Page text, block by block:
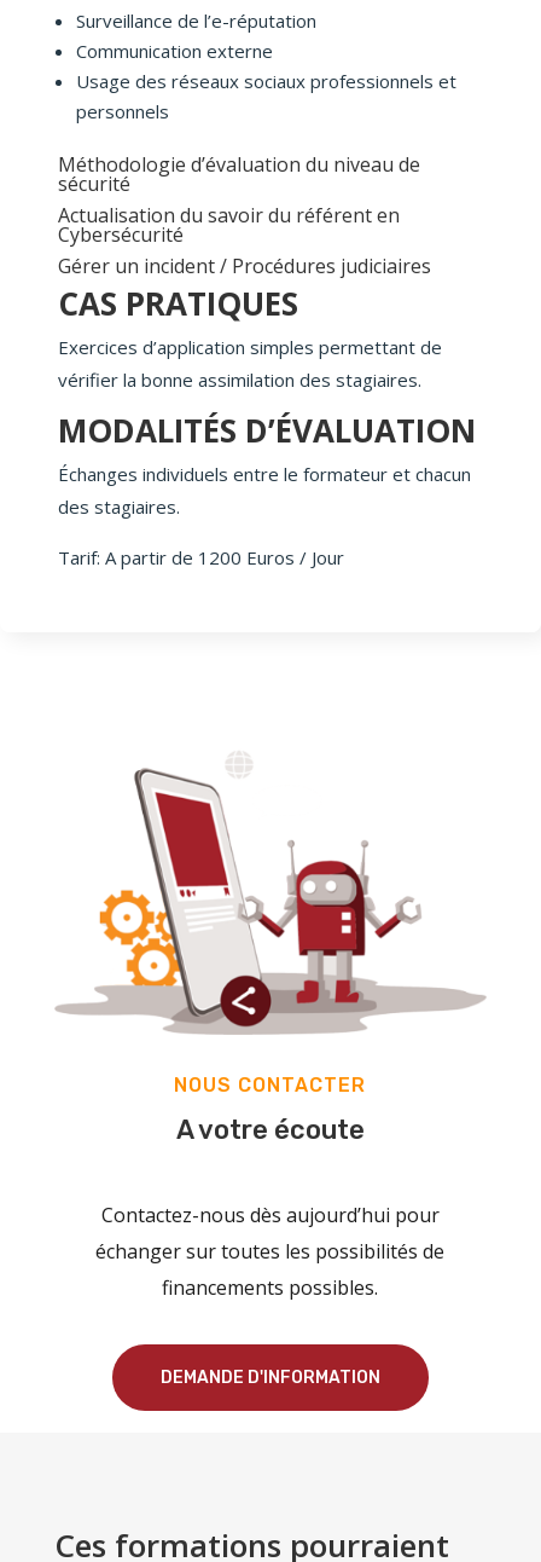
Surveillance de l’e-réputation
Communication externe
Usage des réseaux sociaux professionnels et
personnels
Méthodologie d’évaluation du niveau de
sécurité
Actualisation du savoir du référent en
Cybersécurité
Gérer un incident / Procédures judiciaires
CAS PRATIQUES
Exercices d’application simples permettant de
vérifier la bonne assimilation des stagiaires.
MODALITÉS D’ÉVALUATION
Échanges individuels entre le formateur et chacun
des stagiaires.
Tarif: A partir de 1200 Euros / Jour
NOUS CONTACTER
A votre écoute
Contactez-nous dès aujourd’hui pour
échanger sur toutes les possibilités de
financements possibles.
DEMANDE D'INFORMATION
Ces formations pourraient